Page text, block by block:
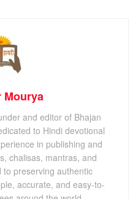
Mourya
and editor of Bhajan
to Hindi devotional
in publishing and
chalisas, mantras, and
preserving authentic
accurate, and easy-to-